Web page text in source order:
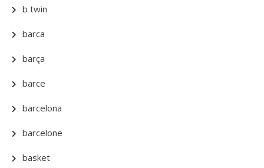
b twin
barca
barça
barce
barcelona
barcelone
basket